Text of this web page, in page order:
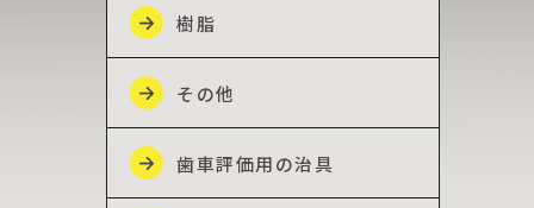
樹脂
その他
歯車評価用の治具